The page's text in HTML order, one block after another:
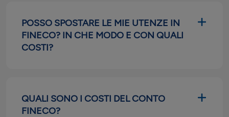
POSSO SPOSTARE LE MIE UTENZE IN
FINECO? IN CHE MODO E CON QUALI
COSTI?
QUALI SONO I COSTI DEL CONTO
FINECO?